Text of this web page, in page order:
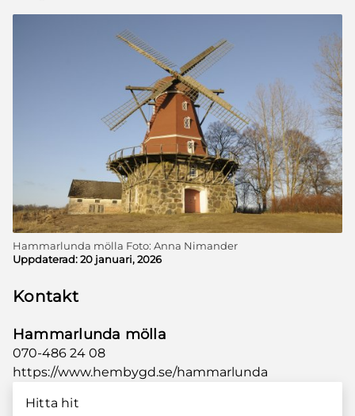
Hammarlunda mölla Foto: Anna Nimander
Uppdaterad:20 januari, 2026
Kontakt
Hammarlunda mölla
070-486 24 08
https://www.hembygd.se/hammarlunda
Hitta hit